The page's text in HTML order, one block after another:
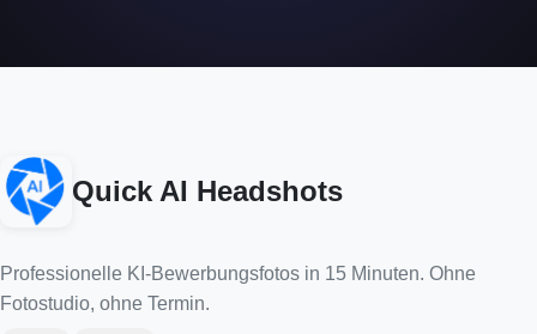
Quick AI Headshots
Professionelle KI-Bewerbungsfotos in 15 Minuten. Ohne
Fotostudio, ohne Termin.